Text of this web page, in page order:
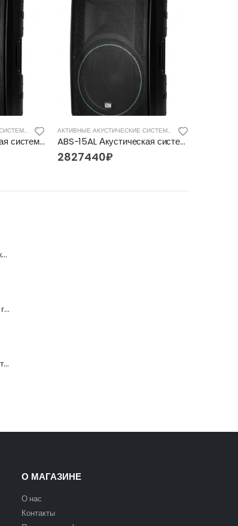
АКТИВНЫЕ АКУСТИЧЕСКИЕ СИСТЕМЫ
NWX-115 Акустическая система, пассивная, Leem
АКТИВНЫЕ АКУСТИЧЕСКИЕ СИСТЕМЫ
ABS-15AL Акустическая система активная, 300Вт, со светодиодной подсветкой. Leem
2827440₽
FFG-2039C-BK Акустическая гитара, черная, Foix
FFG-1040SB Акустическая гитара, санберст, с вырезом, Foix
C901T-BS Акустическая гитара, с вырезом, санберст, Caraya
О МАГАЗИНЕ
О нас
Контакты